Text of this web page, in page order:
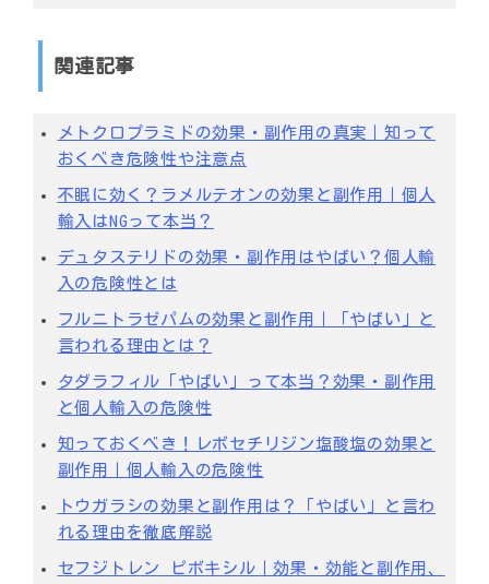
関連記事
メトクロプラミドの効果・副作用の真実｜知って
おくべき危険性や注意点
不眠に効く？ラメルテオンの効果と副作用｜個人
輸入はNGって本当？
デュタステリドの効果・副作用はやばい？個人輸
入の危険性とは
フルニトラゼパムの効果と副作用｜「やばい」と
言われる理由とは？
タダラフィル「やばい」って本当？効果・副作用
と個人輸入の危険性
知っておくべき！レボセチリジン塩酸塩の効果と
副作用｜個人輸入の危険性
トウガラシの効果と副作用は？「やばい」と言わ
れる理由を徹底解説
セフジトレン ピボキシル｜効果・効能と副作用、